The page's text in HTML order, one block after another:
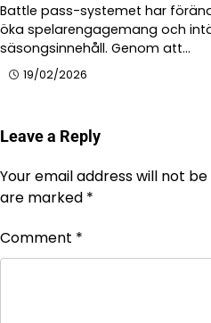
Battle pass-systemet har
öka spelarengagemang och
säsongsinnehåll. Genom att…
19/02/2026
Leave a Reply
Your email address will not be
are marked *
Comment *